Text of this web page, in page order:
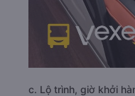
c. Lộ trình, giờ khởi